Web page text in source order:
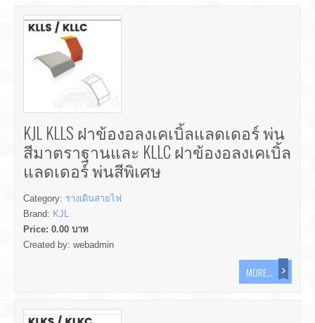
KJL KLLS ฝาข้องอลงเคเบิ้ลแลดเดอร์ พ่น
สีมาตราฐานและ KLLC ฝาข้องอลงเคเบิ้ล
แลดเดอร์ พ่นสีพิเศษ
Category: รางเดินสายไฟ
Brand: KJL
Price: 0.00 บาท
Created by: webadmin
MORE...